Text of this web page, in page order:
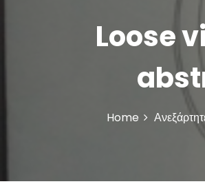
Loose
Home